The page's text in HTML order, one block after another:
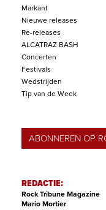
Markant
Nieuwe releases
Re-releases
ALCATRAZ BASH
Concerten
Festivals
Wedstrijden
Tip van de Week
ABONNEREN OP
REDACTIE:
Rock Tribune Magazine
Mario Mortier